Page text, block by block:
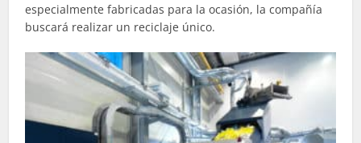
especialmente fabricadas para la ocasión, la compañía
buscará realizar un reciclaje único.